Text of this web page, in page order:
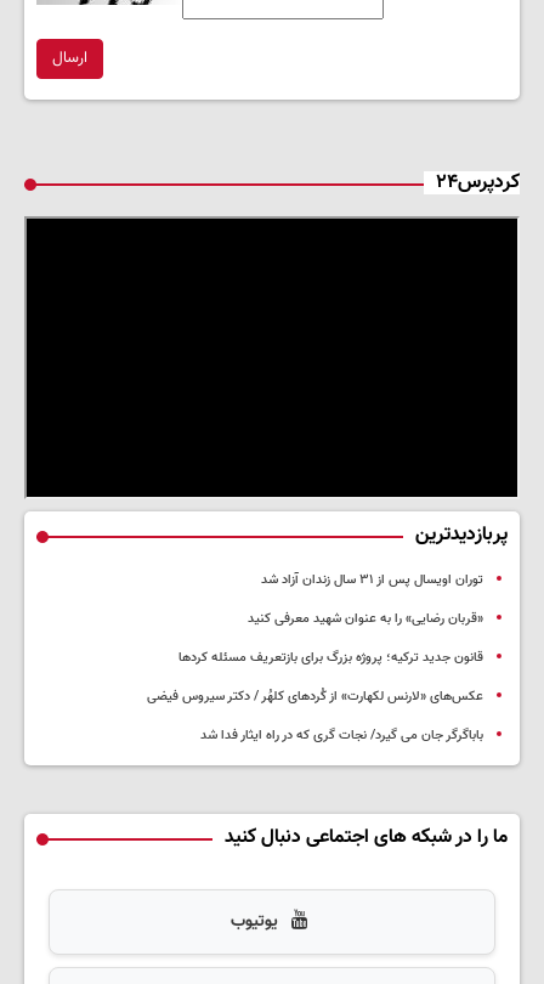
ارسال
کردپرس۲۴
پربازدیدترین
توران اویسال پس از ۳۱ سال زندان آزاد شد
«قربان رضایی» را به عنوان شهید معرفی کنید
قانون جدید ترکیه؛ پروژه بزرگ‌ برای بازتعریف مسئله کردها
عکس‌های «لارنس لکهارت» از کُردهای کلهُر / دکتر سیروس فیضی
باباگرگر جان می گیرد/ نجات گری که در راه ایثار فدا شد
ما را در شبکه های اجتماعی دنبال کنید
یوتیوب